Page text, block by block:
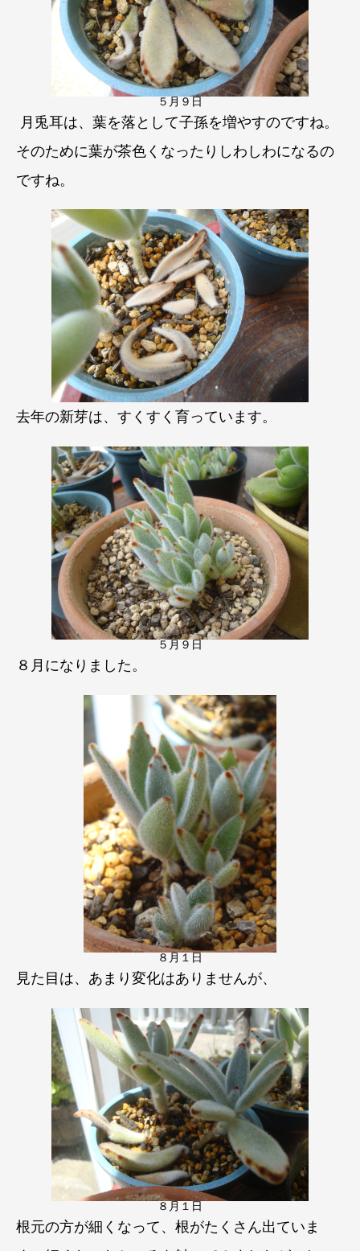
５月９日
月兎耳は、葉を落として子孫を増やすのですね。
そのために葉が茶色くなったりしわしわになるの
ですね。
去年の新芽は、すくすく育っています。
５月９日
８月になりました。
８月１日
見た目は、あまり変化はありませんが、
８月１日
根元の方が細くなって、根がたくさん出ていま